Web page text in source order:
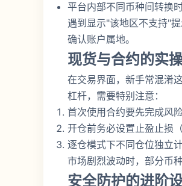
平台内部不同币种间转换
遇到显示"该地区不支持"
确认账户属地。
现货与合约的实
在交易界面，新手常混淆
杠杆，需要特别注意：
首次使用合约要先完成风
开仓前务必设置止盈止损
逐仓模式下不同仓位独立
市场剧烈波动时，部分币
安全防护的进阶